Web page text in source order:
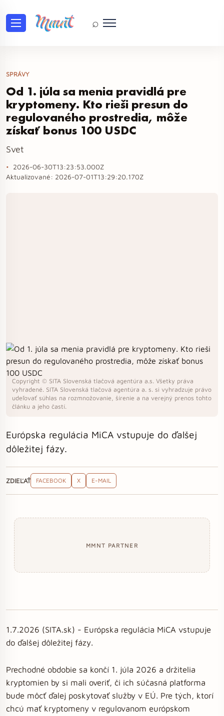
⌕
SPRÁVY
Od 1. júla sa menia pravidlá pre
kryptomeny. Kto rieši presun do
regulovaného prostredia, môže
získať bonus 100 USDC
Svet
2026-06-30T13:23:53.000Z
Aktualizované: 2026-07-01T13:29:20.170Z
Copyright © SITA Slovenská tlačová agentúra a.s. Všetky práva
vyhradené. SITA Slovenská tlačová agentúra a. s. si vyhradzuje právo
udeľovať súhlas na rozmnožovanie, šírenie a na verejný prenos tohto
článku a jeho častí.
Európska regulácia MiCA vstupuje do ďalšej
dôležitej fázy.
ZDIEĽAŤ FACEBOOK X E-MAIL
MMNT PARTNER
1.7.2026 (SITA.sk) - Európska regulácia MiCA vstupuje
do ďalšej dôležitej fázy.
Prechodné obdobie sa končí 1. júla 2026 a držitelia
kryptomien by si mali overiť, či ich súčasná platforma
bude môcť ďalej poskytovať služby v EÚ. Pre tých, ktorí
chcú mať kryptomeny v regulovanom európskom